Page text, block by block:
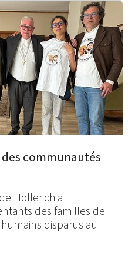
communautés
Hollerich a
des familles de
disparus au